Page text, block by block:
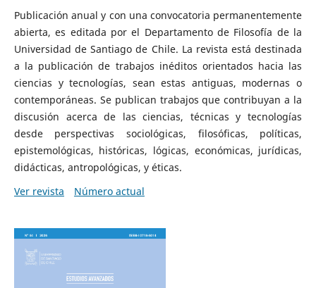
Publicación anual y con una convocatoria permanentemente
abierta, es editada por el Departamento de Filosofía de la
Universidad de Santiago de Chile. La revista está destinada
a la publicación de trabajos inéditos orientados hacia las
ciencias y tecnologías, sean estas antiguas, modernas o
contemporáneas. Se publican trabajos que contribuyan a la
discusión acerca de las ciencias, técnicas y tecnologías
desde perspectivas sociológicas, filosóficas, políticas,
epistemológicas, históricas, lógicas, económicas, jurídicas,
didácticas, antropológicas, y éticas.
Ver revista
Número actual